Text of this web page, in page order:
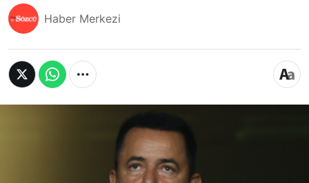
Haber Merkezi